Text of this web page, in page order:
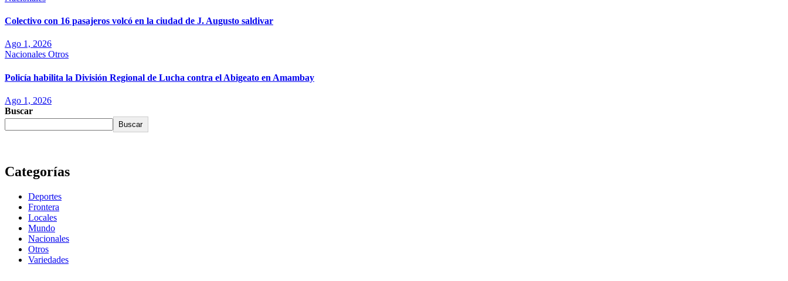
Colectivo con 16 pasajeros volcó en la ciudad de J. Augusto saldivar
Ago 1, 2026
Nacionales Otros
Policía habilita la División Regional de Lucha contra el Abigeato en Amambay
Ago 1, 2026
Buscar
Buscar
Categorías
Deportes
Frontera
Locales
Mundo
Nacionales
Otros
Variedades